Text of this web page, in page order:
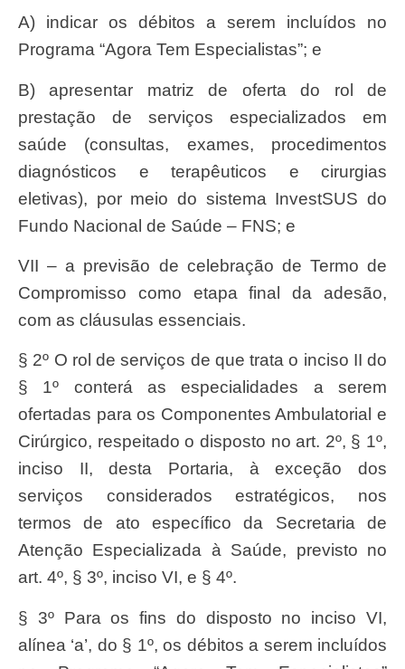
a) indicar os débitos a serem incluídos no
Programa “Agora Tem Especialistas”; e
b) apresentar matriz de oferta do rol de
prestação de serviços especializados em
saúde (consultas, exames, procedimentos
diagnósticos e terapêuticos e cirurgias
eletivas), por meio do sistema InvestSUS do
Fundo Nacional de Saúde – FNS; e
VII – a previsão de celebração de Termo de
Compromisso como etapa final da adesão,
com as cláusulas essenciais.
§ 2º O rol de serviços de que trata o inciso II do
§ 1º conterá as especialidades a serem
ofertadas para os Componentes Ambulatorial e
Cirúrgico, respeitado o disposto no art. 2º, § 1º,
inciso II, desta Portaria, à exceção dos
serviços considerados estratégicos, nos
termos de ato específico da Secretaria de
Atenção Especializada à Saúde, previsto no
art. 4º, § 3º, inciso VI, e § 4º.
§ 3º Para os fins do disposto no inciso VI,
alínea ‘a’, do § 1º, os débitos a serem incluídos